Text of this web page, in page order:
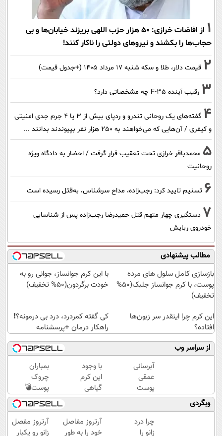
1
از افاضات خرازی: ۵۰ هزار حزب اللهی بریزند خیابان‌ها و بی
حجاب‌ها را بکشند و نیرو‌های دولتی را ناکار کنند!
2 قیمت دلار، طلا و سکه شنبه ۱۷ مرداد ۱۴۰۵ (+جدول قیمت)
3 رقیب آینده F-35 چه مشخصاتی دارد؟
4
گفته‌های یک روحانی تندرو و ردپای بیش از ۳ یا ۴ جرم جدی امنیتی
و کیفری / آن‌هایی که می‌خواهند به ۲۵۰ هزار نفر بپیوندند بدانند ...
5 محمدباقر خرازی تحت تعقیب قرار گرفت / احضار به دادگاه ویژه
روحانیت
6 تسنیم تایید کرد: رجب‌زاده، مداح سرشناس، به‌قتل رسیده است
7 دستگیری چهار متهم قتل حمیدرضا رجب‌زاده پس از شناسایی
خودروی ربایش
مطالب پیشنهادی
بازسازی کامل سلول های مرده
پوست، با کرم جوانساز جلبک(50%
تخفیف)
با این کرم جوانساز، جوانی رو به
خودت برگردون(50% تخفیف)
این کرم چرا اینقدر سر زبون‌ها
افتاده؟
کی گفته کمردرد، درد بی درمونه؟❗
راهکار درمان +پرسشنامه
از سراسر وب
آبرسانی
عمقی
پوست
در
تابستان
با کرم
جوانساز
با وجود
این کرم
گیاهی
دیگه
دور
بوتاکس
خط
بمباران
چروک
پوست💣
با
جوانساز
جلبک
(تخفیف
وبگردی
چرا درد
زانو را
آرتروز مفاصل
خود را به طور
آرتروز مفصل
زانو رو یکبار